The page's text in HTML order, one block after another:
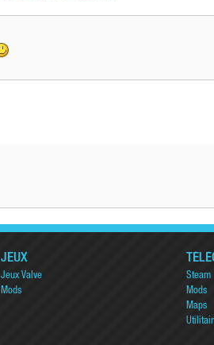
JEUX
Jeux Valve
Mods
Steam
Mods
Maps